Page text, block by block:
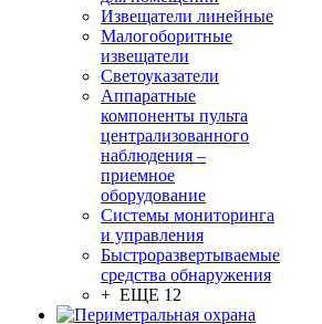
Извещатели линейные
Малогоборитные
извещатели
Светоуказатели
Аппаратные
компоненты пульта
централизованного
наблюдения –
приемное
оборудование
Системы мониторинга
и управления
Быстроразвертываемые
средства обнаружения
+ ЕЩЕ 12